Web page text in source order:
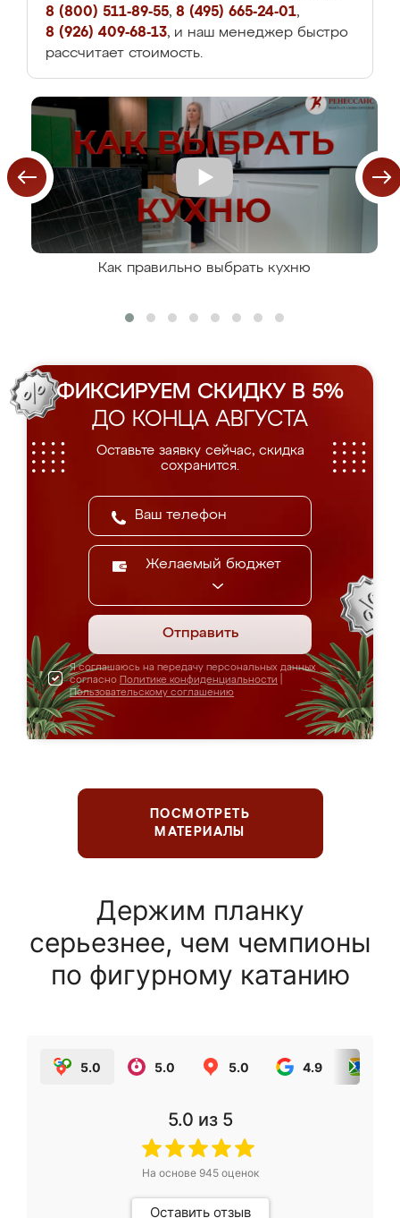
8 (800) 511-89-55, 8 (495) 665-24-01,
8 (926) 409-68-13, и наш менеджер быстро
рассчитает стоимость.
Как правильно выбрать кухню
ФИКСИРУЕМ СКИДКУ В 5%
ДО КОНЦА АВГУСТА
Оставьте заявку сейчас, скидка
сохранится.
Желаемый бюджет
Отправить
Я соглашаюсь на передачу персональных данных
согласно Политике конфиденциальности
Пользовательскому соглашению
ПОСМОТРЕТЬ
МАТЕРИАЛЫ
Держим планку
серьезнее, чем чемпионы
по фигурному катанию
5.0 5.0 5.0 4.9
5.0 из 5
На основе 945оценок
Оставить отзыв